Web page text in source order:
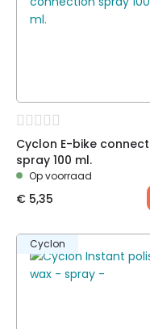
Cyclon E-bike
spray 100 ml.
Op voorraad
€ 5,35
Cyclon